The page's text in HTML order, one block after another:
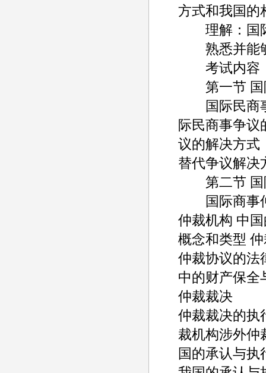
方式和我国的
理解：国际
熟悉并能够
考试内容
第一节 国
国际民商事
际民商事争议
议的解决方式
替代争议解决
第二节 国
国际商事仲
仲裁机构 中
概念和类型
仲裁协议的法
中的财产保全
仲裁裁决
仲裁裁决的执
裁机构涉外仲
国的承认与执